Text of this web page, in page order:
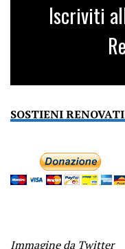
Iscriviti
SOSTIENI
Immagine da Twitter